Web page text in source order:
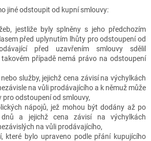
jiné odstoupit od kupní smlouvy:
jestliže byly splněny s jeho předchozím
před uplynutím lhůty pro odstoupení od
před uzavřením smlouvy sdělil
takovém případě nemá právo na odstoupení
služby, jejichž cena závisí na výchylkách
na vůli prodávajícího a k němuž může
pro odstoupení od smlouvy,
nápojů, jež mohou být dodány až po
a jejichž cena závisí na výchylkách
na vůli prodávajícího,
které bylo upraveno podle přání kupujícího